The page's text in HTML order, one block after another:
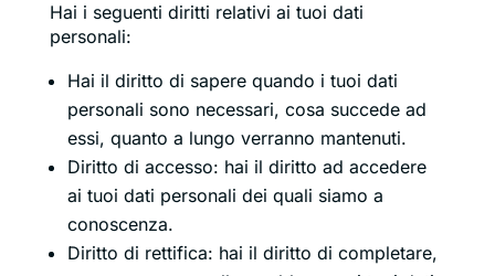
Hai i seguenti diritti relativi ai tuoi dati
personali:
Hai il diritto di sapere quando i tuoi dati
personali sono necessari, cosa succede ad
essi, quanto a lungo verranno mantenuti.
Diritto di accesso: hai il diritto ad accedere
ai tuoi dati personali dei quali siamo a
conoscenza.
Diritto di rettifica: hai il diritto di completare,